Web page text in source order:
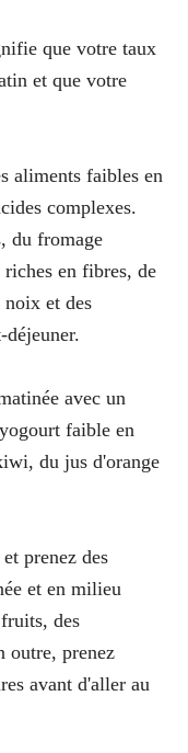
que votre taux
et que votre
aliments faibles en
complexes.
du fromage
en fibres, de
noix et des
déjeuner.
avec un
faible en
du jus d'orange
prenez des
et en milieu
des
outre, prenez
avant d'aller au